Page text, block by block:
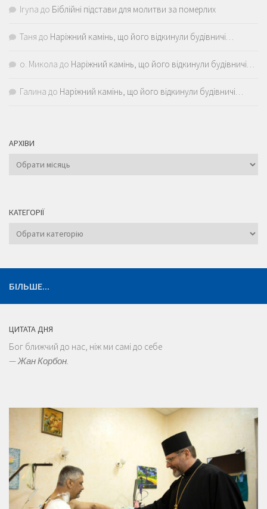
Iryna до Біблійні підстави для молитви за померлих
Таня до Наріжний камінь, що його відкинули будівничі…
о. Микола до Наріжний камінь, що його відкинули будівничі…
Галина до Наріжний камінь, що його відкинули будівничі…
АРХІВИ
Архіви
КАТЕГОРІЇ
Категорії
БІЛЬШЕ...
ЦИТАТА ДНЯ
Бог ближчий до нас, ніж ми самі до себе
—Жан Корбон.